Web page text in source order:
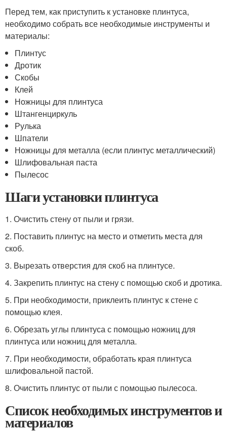
Перед тем, как приступить к установке плинтуса,
необходимо собрать все необходимые инструменты и
материалы:
Плинтус
Дротик
Скобы
Клей
Ножницы для плинтуса
Штангенциркуль
Рулька
Шпатели
Ножницы для металла (если плинтус металлический)
Шлифовальная паста
Пылесос
Шаги установки плинтуса
1. Очистить стену от пыли и грязи.
2. Поставить плинтус на место и отметить места для
скоб.
3. Вырезать отверстия для скоб на плинтусе.
4. Закрепить плинтус на стену с помощью скоб и дротика.
5. При необходимости, приклеить плинтус к стене с
помощью клея.
6. Обрезать углы плинтуса с помощью ножниц для
плинтуса или ножниц для металла.
7. При необходимости, обработать края плинтуса
шлифовальной пастой.
8. Очистить плинтус от пыли с помощью пылесоса.
Список необходимых инструментов и
материалов